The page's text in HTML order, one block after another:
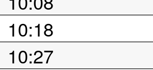
10:18
10:27